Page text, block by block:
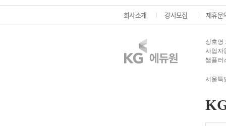
회사소개 강사모집 제휴문
상호명
사업자
쌤플러
서울특